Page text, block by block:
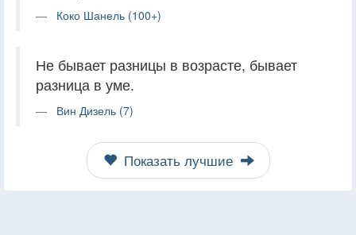
Коко Шанель (100+)
Не бывает разницы в возрасте, бывает
разница в уме.
Вин Дизель (7)
Показать лучшие